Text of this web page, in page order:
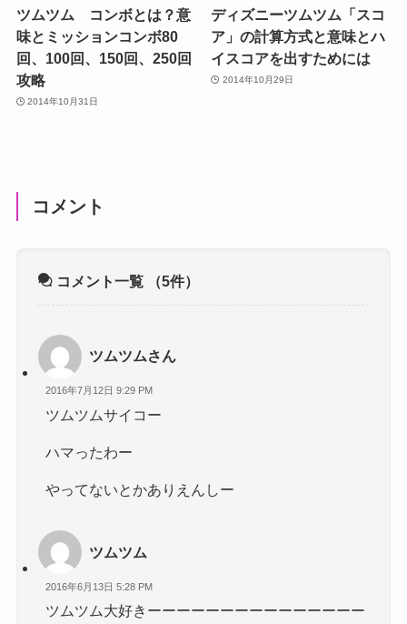
ツムツム コンボとは？意
味とミッションコンボ80
回、100回、150回、250回
攻略
2014年10月31日
ディズニーツムツム「スコ
ア」の計算方式と意味とハ
イスコアを出すためには
2014年10月29日
コメント
コメント一覧 （5件）
ツムツムさん
2016年7月12日 9:29 PM
ツムツムサイコー
ハマったわー
やってないとかありえんしー
ツムツム
2016年6月13日 5:28 PM
ツムツム大好きーーーーーーーーーーーーーーー